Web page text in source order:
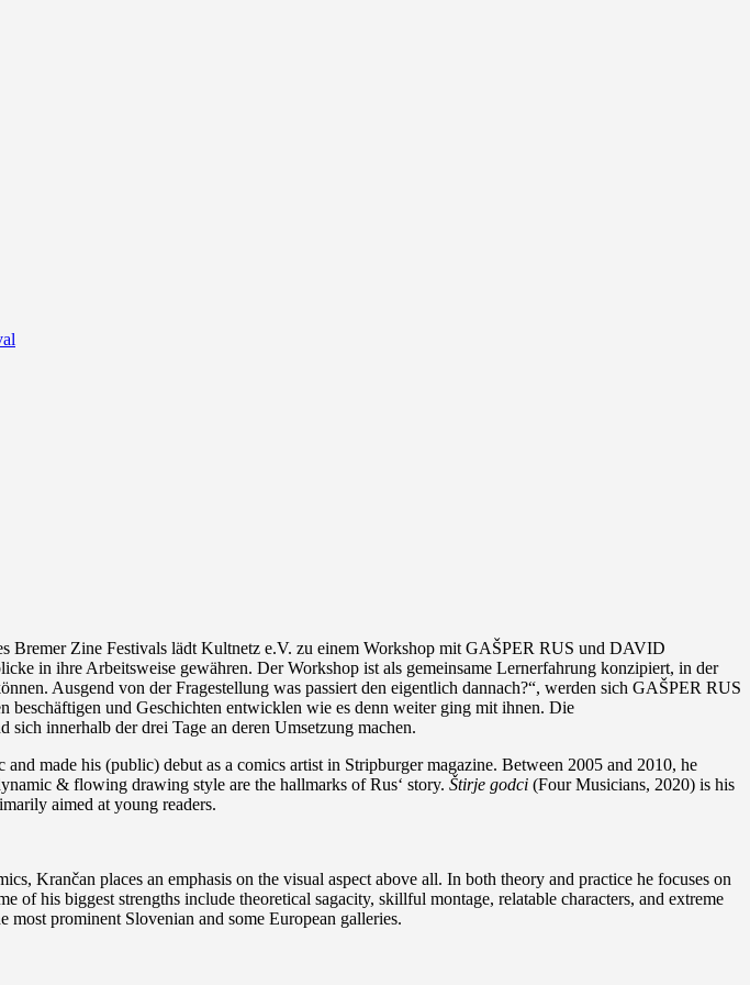
Bremer Zine Festivals lädt Kultnetz e.V. zu einem Workshop mit GAŠPER RUS und DAVID
in ihre Arbeitsweise gewähren. Der Workshop ist als gemeinsame Lernerfahrung konzipiert, in der
Ausgend von der Fragestellung was passiert den eigentlich dannach?“, werden sich GAŠPER RUS
und Geschichten entwicklen wie es denn weiter ging mit ihnen. Die
innerhalb der drei Tage an deren Umsetzung machen.
made his (public) debut as a comics artist in Stripburger magazine. Between 2005 and 2010, he
& flowing drawing style are the hallmarks of Rus‘ story. Štirje godci (Four Musicians, 2020) is his
aimed at young readers.
Krančan places an emphasis on the visual aspect above all. In both theory and practice he focuses on
his biggest strengths include theoretical sagacity, skillful montage, relatable characters, and extreme
prominent Slovenian and some European galleries.